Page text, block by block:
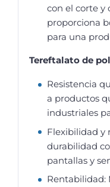
con el corte y
proporciona
para una
Tereftalato de
Resistencia
a productos
industriales
Flexibilidad y
durabilidad
pantallas y
Rentabilidad: